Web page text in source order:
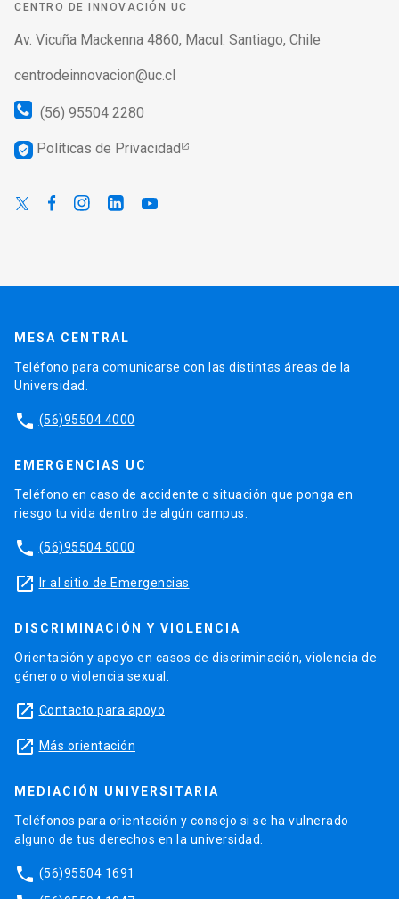
CENTRO DE INNOVACIÓN UC
Av. Vicuña Mackenna 4860, Macul. Santiago, Chile
centrodeinnovacion@uc.cl
(56) 95504 2280
verified_user Políticas de Privacidad
MESA CENTRAL
Teléfono para comunicarse con las distintas áreas de la
Universidad.
phone (56)95504 4000
EMERGENCIAS UC
Teléfono en caso de accidente o situación que ponga en
riesgo tu vida dentro de algún campus.
phone (56)95504 5000
launch Ir al sitio de Emergencias
DISCRIMINACIÓN Y VIOLENCIA
Orientación y apoyo en casos de discriminación, violencia de
género o violencia sexual.
launch Contacto para apoyo
launch Más orientación
MEDIACIÓN UNIVERSITARIA
Teléfonos para orientación y consejo si se ha vulnerado
alguno de tus derechos en la universidad.
phone (56)95504 1691